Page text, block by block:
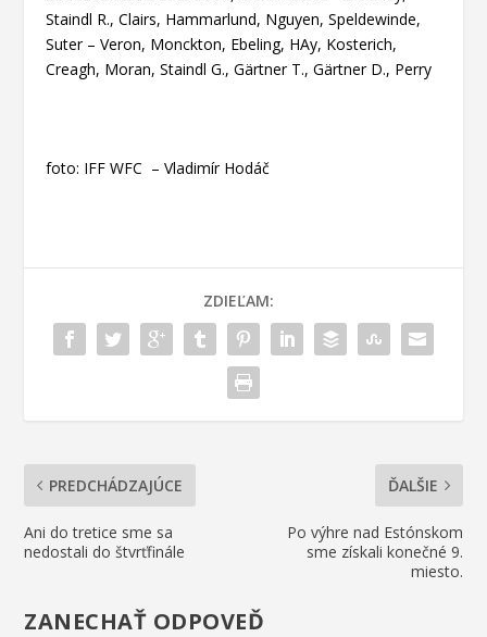
Staindl R., Clairs, Hammarlund, Nguyen, Speldewinde,
Suter – Veron, Monckton, Ebeling, HAy, Kosterich,
Creagh, Moran, Staindl G., Gärtner T., Gärtner D., Perry
foto: IFF WFC – Vladimír Hodáč
ZDIEĽAM:
PREDCHÁDZAJÚCE
Ani do tretice sme sa
nedostali do štvrťfinále
ĎALŠIE
Po výhre nad Estónskom
sme získali konečné 9.
miesto.
ZANECHAŤ ODPOVEĎ